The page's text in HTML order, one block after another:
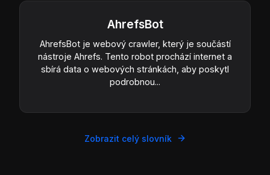
AhrefsBot
AhrefsBot je webový crawler, který je součástí
nástroje Ahrefs. Tento robot prochází internet a
sbírá data o webových stránkách, aby poskytl
podrobnou...
Zobrazit celý slovník